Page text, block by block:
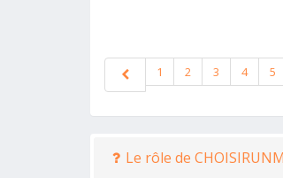
1 2 3 4 5
Le rôle de